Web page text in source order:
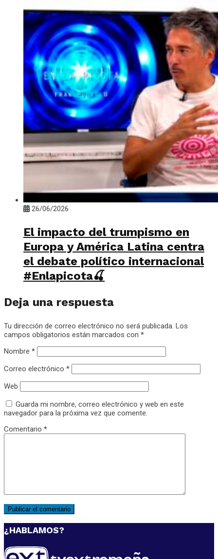
26/06/2026
El impacto del trumpismo en
Europa y América Latina centra
el debate político internacional
#Enlapicota🍒
Deja una respuesta
Tu dirección de correo electrónico no será publicada. Los
campos obligatorios están marcados con *
Nombre *
Correo electrónico *
Web
Guarda mi nombre, correo electrónico y web en este
navegador para la próxima vez que comente.
Comentario *
¿HABLAMOS?